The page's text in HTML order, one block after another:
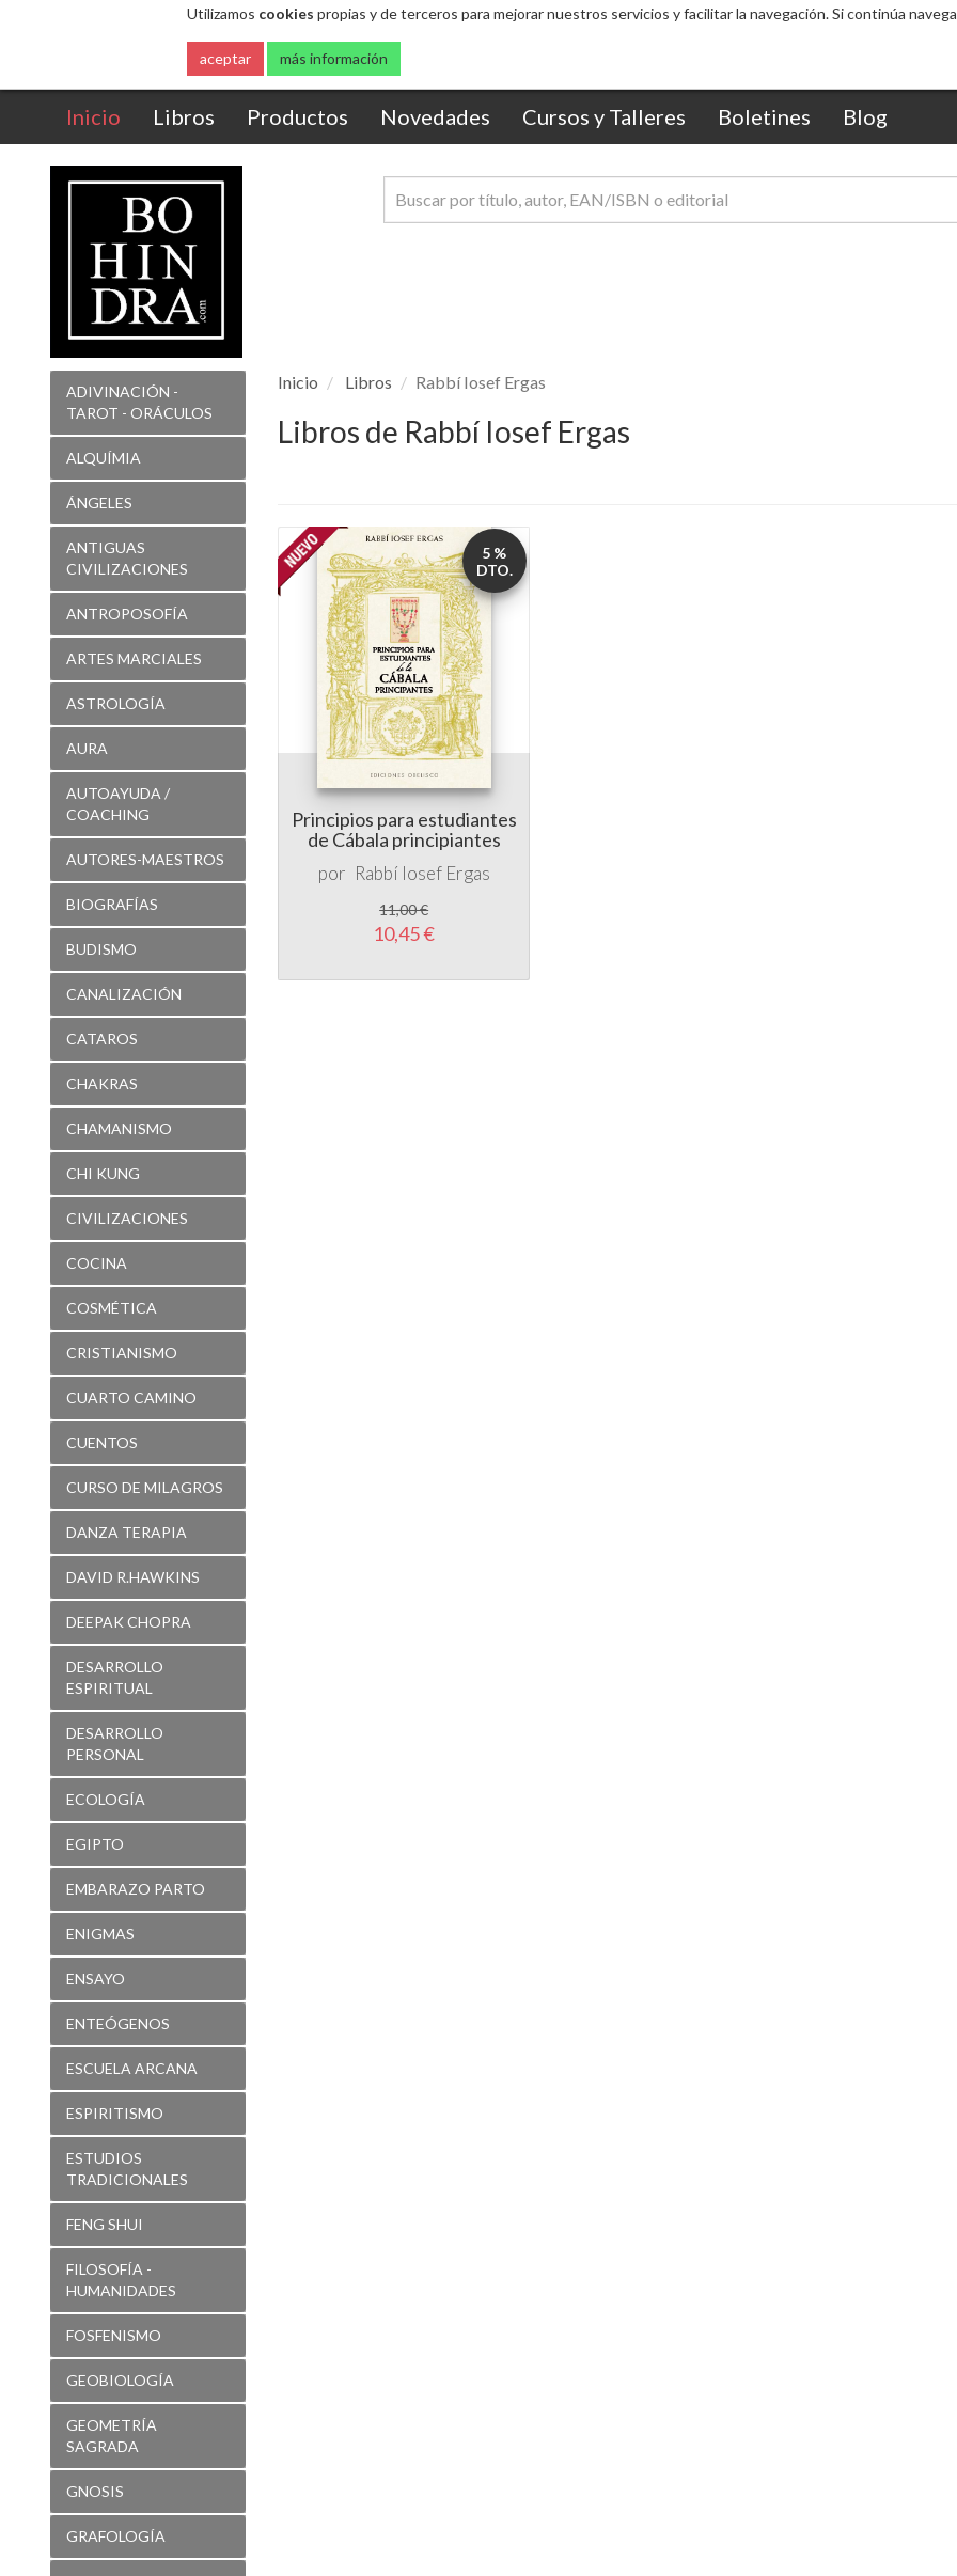
Utilizamos cookies propias y de terceros para mejorar nuestros servicios y facilitar la navegación. Si continúa
aceptar más información
Inicio (current)
Libros Productos Novedades Cursos y Talleres Boletines Blog
ADIVINACIÓN -
TAROT - ORÁCULOS
ALQUÍMIA
ÁNGELES
ANTIGUAS
CIVILIZACIONES
ANTROPOSOFÍA
ARTES MARCIALES
ASTROLOGÍA
AURA
AUTOAYUDA /
COACHING
AUTORES-MAESTROS
BIOGRAFÍAS
BUDISMO
CANALIZACIÓN
CATAROS
CHAKRAS
CHAMANISMO
CHI KUNG
CIVILIZACIONES
COCINA
COSMÉTICA
CRISTIANISMO
CUARTO CAMINO
CUENTOS
CURSO DE MILAGROS
DANZA TERAPIA
DAVID R.HAWKINS
DEEPAK CHOPRA
DESARROLLO
ESPIRITUAL
DESARROLLO
PERSONAL
ECOLOGÍA
EGIPTO
EMBARAZO PARTO
ENIGMAS
ENSAYO
ENTEÓGENOS
ESCUELA ARCANA
ESPIRITISMO
ESTUDIOS
TRADICIONALES
FENG SHUI
FILOSOFÍA -
HUMANIDADES
FOSFENISMO
GEOBIOLOGÍA
GEOMETRÍA
SAGRADA
GNOSIS
GRAFOLOGÍA
Inicio Libros Rabbí Iosef Ergas
Libros de Rabbí Iosef Ergas
Principios para estudiantes
de Cábala principiantes
por Rabbí Iosef Ergas
11,00 €
10,45 €
5 %
DTO.